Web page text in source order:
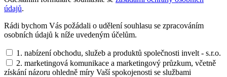
údajů.
Rádi bychom Vás požádali o udělení souhlasu se zpracováním
osobních údajů k níže uvedeným účelům.
1. nabízení obchodu, služeb a produktů společnosti invelt - s.r.o.
2. marketingová komunikace a marketingový průzkum, včetně
získání názoru ohledně míry Vaší spokojenosti se službami